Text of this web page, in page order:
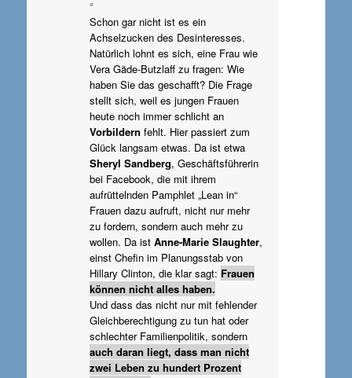
°
Schon gar nicht ist es ein
Achselzucken des Desinteresses.
Natürlich lohnt es sich, eine Frau wie
Vera Gäde-Butzlaff zu fragen: Wie
haben Sie das geschafft? Die Frage
stellt sich, weil es jungen Frauen
heute noch immer schlicht an
Vorbildern fehlt. Hier passiert zum
Glück langsam etwas. Da ist etwa
Sheryl Sandberg, Geschäftsführerin
bei Facebook, die mit ihrem
aufrüttelnden Pamphlet „Lean in“
Frauen dazu aufruft, nicht nur mehr
zu fordern, sondern auch mehr zu
wollen. Da ist Anne-Marie Slaughter,
einst Chefin im Planungsstab von
Hillary Clinton, die klar sagt: Frauen
können nicht alles haben.
Und dass das nicht nur mit fehlender
Gleichberechtigung zu tun hat oder
schlechter Familienpolitik, sondern
auch daran liegt, dass man nicht
zwei Leben zu hundert Prozent